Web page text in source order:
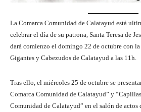
La Comarca Comunidad de Calatayud está
celebrar el día de su patrona, Santa Teresa de
dará comienzo el domingo 22 de octubre con
Gigantes y Cabezudos de Calatayud a las 11h.
Tras ello, el miércoles 25 de octubre se
Comarca Comunidad de Calatayud” y
Comunidad de Calatayud” en el salón de